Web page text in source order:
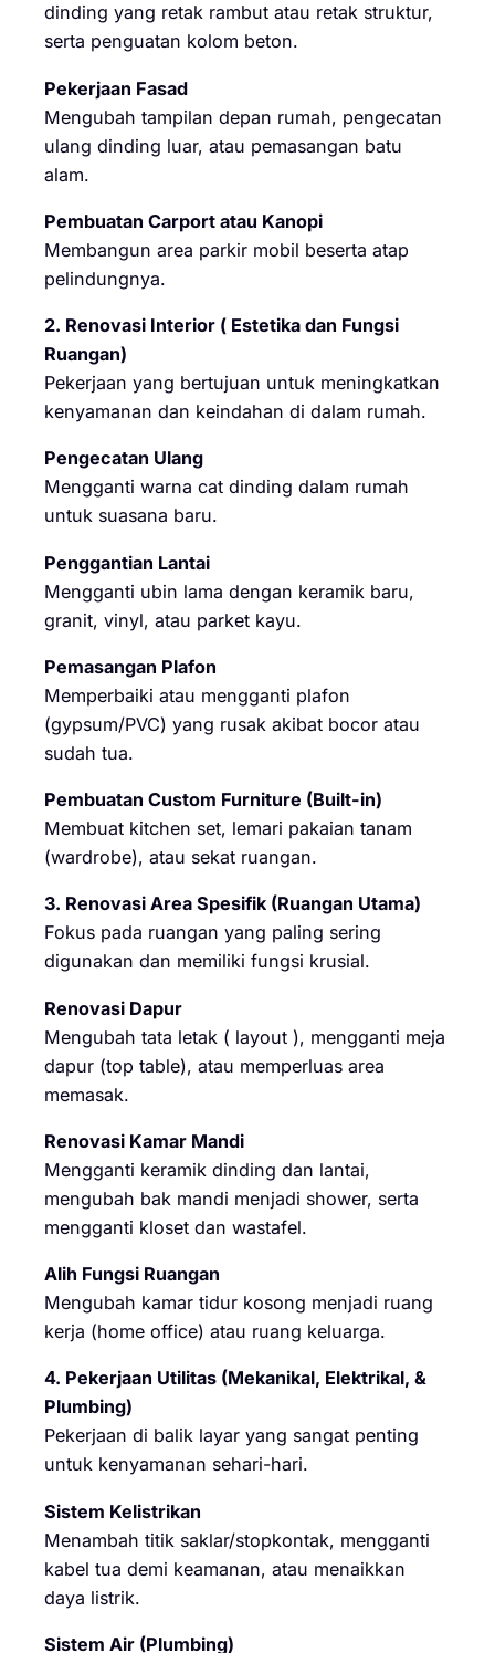
dinding yang retak rambut atau retak struktur,
serta penguatan kolom beton.
Pekerjaan Fasad
Mengubah tampilan depan rumah, pengecatan
ulang dinding luar, atau pemasangan batu
alam.
Pembuatan Carport atau Kanopi
Membangun area parkir mobil beserta atap
pelindungnya.
2. Renovasi Interior ( Estetika dan Fungsi
Ruangan)
Pekerjaan yang bertujuan untuk meningkatkan
kenyamanan dan keindahan di dalam rumah.
Pengecatan Ulang
Mengganti warna cat dinding dalam rumah
untuk suasana baru.
Penggantian Lantai
Mengganti ubin lama dengan keramik baru,
granit, vinyl, atau parket kayu.
Pemasangan Plafon
Memperbaiki atau mengganti plafon
(gypsum/PVC) yang rusak akibat bocor atau
sudah tua.
Pembuatan Custom Furniture (Built-in)
Membuat kitchen set, lemari pakaian tanam
(wardrobe), atau sekat ruangan.
3. Renovasi Area Spesifik (Ruangan Utama)
Fokus pada ruangan yang paling sering
digunakan dan memiliki fungsi krusial.
Renovasi Dapur
Mengubah tata letak ( layout ), mengganti meja
dapur (top table), atau memperluas area
memasak.
Renovasi Kamar Mandi
Mengganti keramik dinding dan lantai,
mengubah bak mandi menjadi shower, serta
mengganti kloset dan wastafel.
Alih Fungsi Ruangan
Mengubah kamar tidur kosong menjadi ruang
kerja (home office) atau ruang keluarga.
4. Pekerjaan Utilitas (Mekanikal, Elektrikal, &
Plumbing)
Pekerjaan di balik layar yang sangat penting
untuk kenyamanan sehari-hari.
Sistem Kelistrikan
Menambah titik saklar/stopkontak, mengganti
kabel tua demi keamanan, atau menaikkan
daya listrik.
Sistem Air (Plumbing)